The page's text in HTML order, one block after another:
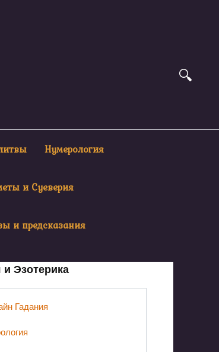
Нумерология
и Суеверия
и предсказания
и Эзотерика
Гадания